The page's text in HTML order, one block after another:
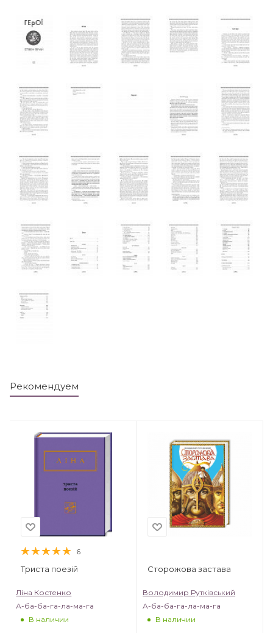
Рекомендуем
6
Триста поезій
Ліна Костенко
А-ба-ба-га-ла-ма-га
В наличии
Сторожова застава
Володимир Рутківський
А-ба-ба-га-ла-ма-га
В наличии